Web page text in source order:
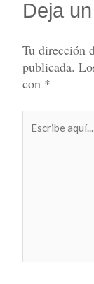
Deja
Tu dirección
publicada.
con *
aquí...